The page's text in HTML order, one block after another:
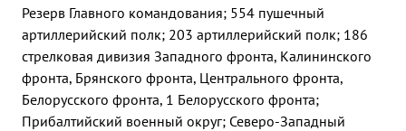
Резерв Главного командования; 554 пушечный
артиллерийский полк; 203 артиллерийский полк; 186
стрелковая дивизия Западного фронта, Калининского
фронта, Брянского фронта, Центрального фронта,
Белорусского фронта, 1 Белорусского фронта;
Прибалтийский военный округ; Северо-Западный